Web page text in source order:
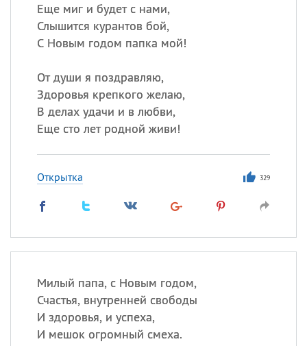
Еще миг и будет с нами,
Слышится курантов бой,
С Новым годом папка мой!
От души я поздравляю,
Здоровья крепкого желаю,
В делах удачи и в любви,
Еще сто лет родной живи!
Открытка 329
Милый папа, с Новым годом,
Счастья, внутренней свободы
И здоровья, и успеха,
И мешок огромный смеха.